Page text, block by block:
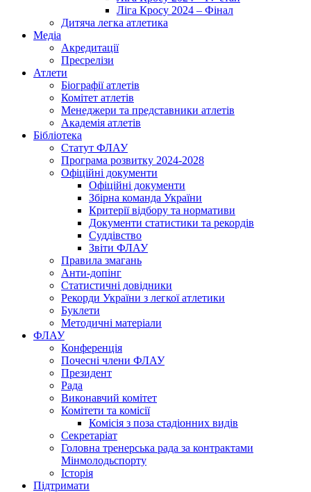
Ліга Кросу 2024 – Фінал
Дитяча легка атлетика
Медіа
Акредитації
Пресрелізи
Атлети
Біографії атлетів
Комітет атлетів
Менеджери та представники атлетів
Академія атлетів
Бібліотека
Статут ФЛАУ
Програма розвитку 2024-2028
Офіційні документи
Офіційні документи
Збірна команда України
Критерії відбору та нормативи
Документи статистики та рекордів
Суддівство
Звіти ФЛАУ
Правила змагань
Анти-допінг
Статистичні довідники
Рекорди України з легкої атлетики
Буклети
Методичні матеріали
ФЛАУ
Конференція
Почесні члени ФЛАУ
Президент
Рада
Виконавчий комітет
Комітети та комісії
Комісія з поза стадіонних видів
Секретаріат
Головна тренерська рада за контрактами
Мінмолодьспорту
Історія
Підтримати